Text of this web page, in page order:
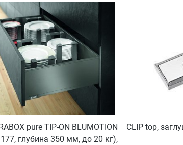
pure TIP-ON BLUMOTION
глубина 350 мм, до 20 кг),
CLIP top,